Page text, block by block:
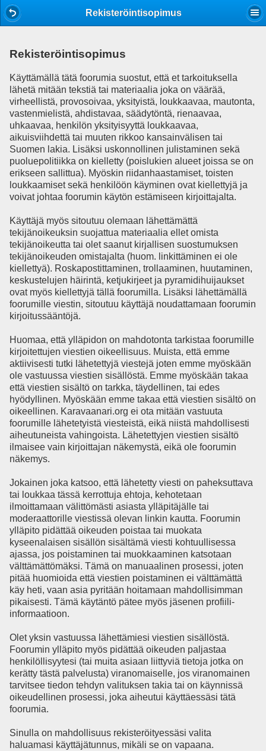
Rekisteröintisopimus
Rekisteröintisopimus
Käyttämällä tätä foorumia suostut, että et tarkoituksella
lähetä mitään tekstiä tai materiaalia joka on väärää,
virheellistä, provosoivaa, yksityistä, loukkaavaa, mautonta,
vastenmielistä, ahdistavaa, säädytöntä, rienaavaa,
uhkaavaa, henkilön yksityisyyttä loukkaavaa,
aikuisviihdettä tai muuten rikkoo kansainvälisen tai
Suomen lakia. Lisäksi uskonnollinen julistaminen sekä
puoluepolitiikka on kielletty (poislukien alueet joissa se on
erikseen sallittua). Myöskin riidanhaastamiset, toisten
loukkaamiset sekä henkilöön käyminen ovat kiellettyjä ja
voivat johtaa foorumin käytön estämiseen kirjoittajalta.
Käyttäjä myös sitoutuu olemaan lähettämättä
tekijänoikeuksin suojattua materiaalia ellet omista
tekijänoikeutta tai olet saanut kirjallisen suostumuksen
tekijänoikeuden omistajalta (huom. linkittäminen ei ole
kiellettyä). Roskapostittaminen, trollaaminen, huutaminen,
keskustelujen häirintä, ketjukirjeet ja pyramidihuijaukset
ovat myös kiellettyjä tällä foorumilla. Lisäksi lähettämällä
foorumille viestin, sitoutuu käyttäjä noudattamaan foorumin
kirjoitussääntöjä.
Huomaa, että ylläpidon on mahdotonta tarkistaa foorumille
kirjoitettujen viestien oikeellisuus. Muista, että emme
aktiivisesti tutki lähetettyjä viestejä joten emme myöskään
ole vastuussa viestien sisällöstä. Emme myöskään takaa
että viestien sisältö on tarkka, täydellinen, tai edes
hyödyllinen. Myöskään emme takaa että viestien sisältö on
oikeellinen. Karavaanari.org ei ota mitään vastuuta
foorumille lähetetyistä viesteistä, eikä niistä mahdollisesti
aiheutuneista vahingoista. Lähetettyjen viestien sisältö
ilmaisee vain kirjoittajan näkemystä, eikä ole foorumin
näkemys.
Jokainen joka katsoo, että lähetetty viesti on paheksuttava
tai loukkaa tässä kerrottuja ehtoja, kehotetaan
ilmoittamaan välittömästi asiasta ylläpitäjälle tai
moderaattorille viestissä olevan linkin kautta. Foorumin
ylläpito pidättää oikeuden poistaa tai muokata
kyseenalaisen sisällön sisältämä viesti kohtuullisessa
ajassa, jos poistaminen tai muokkaaminen katsotaan
välttämättömäksi. Tämä on manuaalinen prosessi, joten
pitää huomioida että viestien poistaminen ei välttämättä
käy heti, vaan asia pyritään hoitamaan mahdollisimman
pikaisesti. Tämä käytäntö pätee myös jäsenen profiili-
informaatioon.
Olet yksin vastuussa lähettämiesi viestien sisällöstä.
Foorumin ylläpito myös pidättää oikeuden paljastaa
henkilöllisyytesi (tai muita asiaan liittyviä tietoja jotka on
kerätty tästä palvelusta) viranomaiselle, jos viranomainen
tarvitsee tiedon tehdyn valituksen takia tai on käynnissä
oikeudellinen prosessi, joka aiheutui käyttäessäsi tätä
foorumia.
Sinulla on mahdollisuus rekisteröityessäsi valita
haluamasi käyttäjätunnus, mikäli se on vapaana.